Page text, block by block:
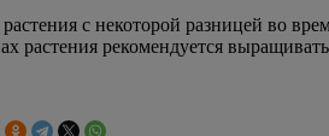
с некоторой разницей во
растения рекомендуется